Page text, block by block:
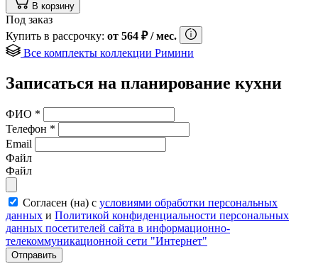
В корзину
Под заказ
Купить в рассрочку: от 564 ₽/ мес.
Все комплекты коллекции Римини
Записаться на планирование кухни
ФИО *
Телефон *
Email
Файл
Файл
Согласен (на) с условиями обработки персональных
данных и Политикой конфиденциальности персональных
данных посетителей сайта в информационно-
телекоммуникационной сети "Интернет"
Отправить